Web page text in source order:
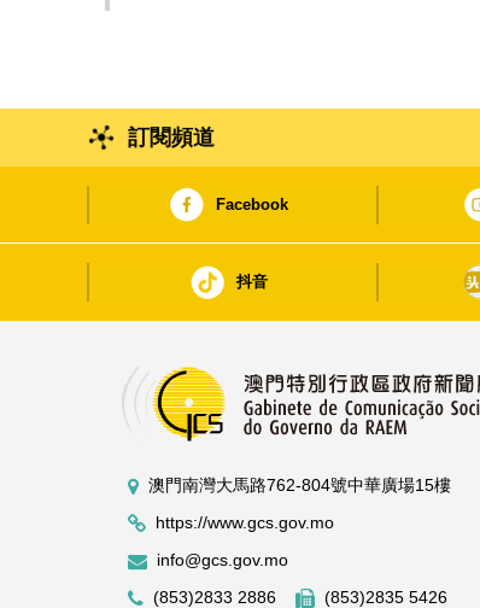
訂閱頻道
Facebook
抖音
澳門南灣大馬路762-804號中華廣場15樓
https://www.gcs.gov.mo
info@gcs.gov.mo
(853)2833 2886
(853)2835 5426